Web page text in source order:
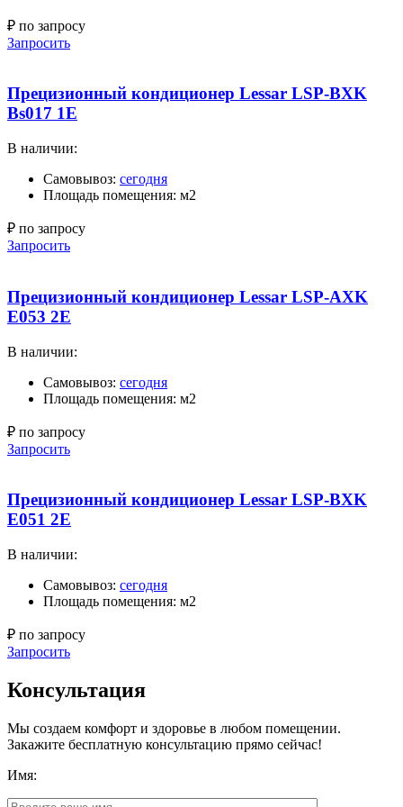
₽ по запросу
Запросить
Прецизионный кондиционер Lessar LSP-BXK
Bs017 1E
В наличии:
Самовывоз: сегодня
Площадь помещения: м2
₽ по запросу
Запросить
Прецизионный кондиционер Lessar LSP-AXK
E053 2E
В наличии:
Самовывоз: сегодня
Площадь помещения: м2
₽ по запросу
Запросить
Прецизионный кондиционер Lessar LSP-BXK
E051 2E
В наличии:
Самовывоз: сегодня
Площадь помещения: м2
₽ по запросу
Запросить
Консультация
Мы создаем комфорт и здоровье в любом помещении.
Закажите бесплатную консультацию прямо сейчас!
Имя: